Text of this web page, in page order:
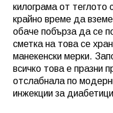
килограма от
крайно време да
обаче побърза да се
сметка на това се
манекенски мерки.
всичко това е празни
отслабнала по
инжекции за